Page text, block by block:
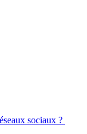
sociaux ?